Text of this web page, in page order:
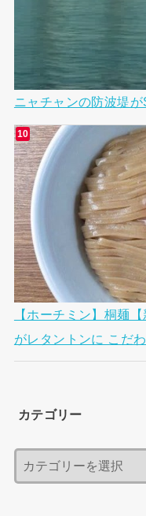
ニャチャンの防波堤
【ホーチミン】桐麺
がレタントンに こだ
カテゴリー